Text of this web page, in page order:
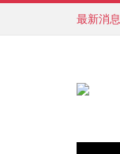
最新消息